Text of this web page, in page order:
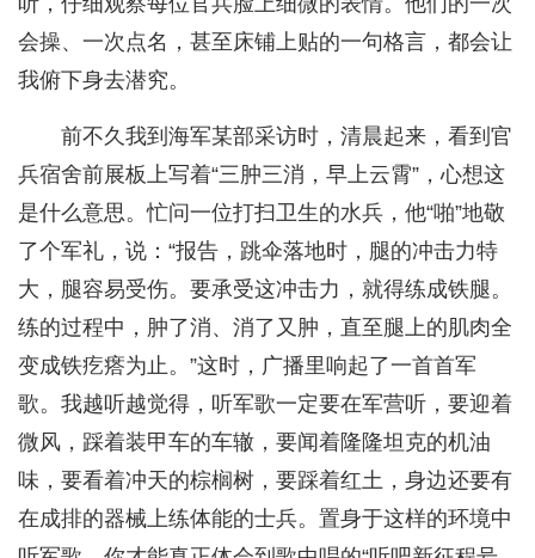
会操、一次点名，甚至床铺上贴的一句格言，都会让
我俯下身去潜究。
前不久我到海军某部采访时，清晨起来，看到官
兵宿舍前展板上写着“三肿三消，早上云霄”，心想这
是什么意思。忙问一位打扫卫生的水兵，他“啪”地敬
了个军礼，说：“报告，跳伞落地时，腿的冲击力特
大，腿容易受伤。要承受这冲击力，就得练成铁腿。
练的过程中，肿了消、消了又肿，直至腿上的肌肉全
变成铁疙瘩为止。”这时，广播里响起了一首首军
歌。我越听越觉得，听军歌一定要在军营听，要迎着
微风，踩着装甲车的车辙，要闻着隆隆坦克的机油
味，要看着冲天的棕榈树，要踩着红土，身边还要有
在成排的器械上练体能的士兵。置身于这样的环境中